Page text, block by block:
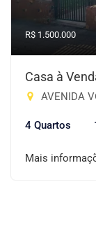
R$ 1.500.000
Casa à
AVENIDA
4 Quartos
Mais